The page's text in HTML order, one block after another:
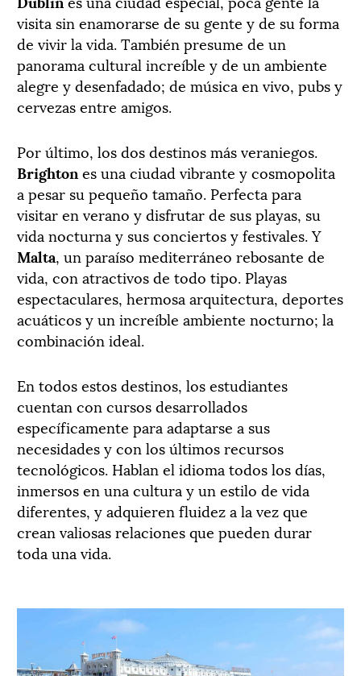
visita sin enamorarse de su gente y de su forma
de vivir la vida. También presume de un
panorama cultural increíble y de un ambiente
alegre y desenfadado; de música en vivo, pubs y
cervezas entre amigos.
Por último, los dos destinos más veraniegos.
Brighton es una ciudad vibrante y cosmopolita
a pesar su pequeño tamaño. Perfecta para
visitar en verano y disfrutar de sus playas, su
vida nocturna y sus conciertos y festivales. Y
Malta, un paraíso mediterráneo rebosante de
vida, con atractivos de todo tipo. Playas
espectaculares, hermosa arquitectura, deportes
acuáticos y un increíble ambiente nocturno; la
combinación ideal.
En todos estos destinos, los estudiantes
cuentan con cursos desarrollados
específicamente para adaptarse a sus
necesidades y con los últimos recursos
tecnológicos. Hablan el idioma todos los días,
inmersos en una cultura y un estilo de vida
diferentes, y adquieren fluidez a la vez que
crean valiosas relaciones que pueden durar
toda una vida.